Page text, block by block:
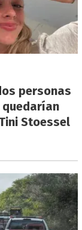
personas
Stoessel